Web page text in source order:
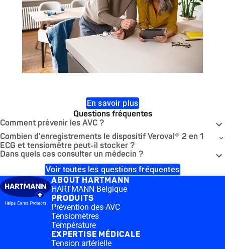
En savoir plus
Questions fréquentes
Comment prévenir les AVC ?
Combien d’enregistrements le dispositif Veroval® 2 en 1
ECG et tensiomètre peut-il stocker ?
Dans quels cas consulter un médecin ?
Voir toutes les questions fréquentes
ABOUT HARTMANN
HARTMANN Belgique
PRODUITS
Prévention des AVC
Tensiomètres
Température
EXPERTISE MÉDICALE
Tension artérielle